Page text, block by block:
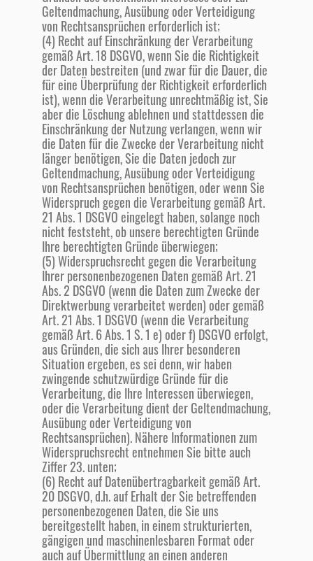
Geltendmachung, Ausübung oder Verteidigung
von Rechtsansprüchen erforderlich ist;
(4) Recht auf Einschränkung der Verarbeitung
gemäß Art. 18 DSGVO, wenn Sie die Richtigkeit
der Daten bestreiten (und zwar für die Dauer, die
für eine Überprüfung der Richtigkeit erforderlich
ist), wenn die Verarbeitung unrechtmäßig ist, Sie
aber die Löschung ablehnen und stattdessen die
Einschränkung der Nutzung verlangen, wenn wir
die Daten für die Zwecke der Verarbeitung nicht
länger benötigen, Sie die Daten jedoch zur
Geltendmachung, Ausübung oder Verteidigung
von Rechtsansprüchen benötigen, oder wenn Sie
Widerspruch gegen die Verarbeitung gemäß Art.
21 Abs. 1 DSGVO eingelegt haben, solange noch
nicht feststeht, ob unsere berechtigten Gründe
Ihre berechtigten Gründe überwiegen;
(5) Widerspruchsrecht gegen die Verarbeitung
Ihrer personenbezogenen Daten gemäß Art. 21
Abs. 2 DSGVO (wenn die Daten zum Zwecke der
Direktwerbung verarbeitet werden) oder gemäß
Art. 21 Abs. 1 DSGVO (wenn die Verarbeitung
gemäß Art. 6 Abs. 1 S. 1 e) oder f) DSGVO erfolgt,
aus Gründen, die sich aus Ihrer besonderen
Situation ergeben, es sei denn, wir haben
zwingende schutzwürdige Gründe für die
Verarbeitung, die Ihre Interessen überwiegen,
oder die Verarbeitung dient der Geltendmachung,
Ausübung oder Verteidigung von
Rechtsansprüchen). Nähere Informationen zum
Widerspruchsrecht entnehmen Sie bitte auch
Ziffer 23. unten;
(6) Recht auf Datenübertragbarkeit gemäß Art.
20 DSGVO, d.h. auf Erhalt der Sie betreffenden
personenbezogenen Daten, die Sie uns
bereitgestellt haben, in einem strukturierten,
gängigen und maschinenlesbaren Format oder
auch auf Übermittlung an einen anderen